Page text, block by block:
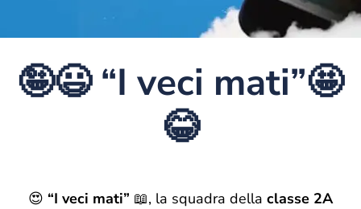
🤪😃 “I veci mati”🤩
😂
😍 “I veci mati” 📖, la squadra della classe 2A